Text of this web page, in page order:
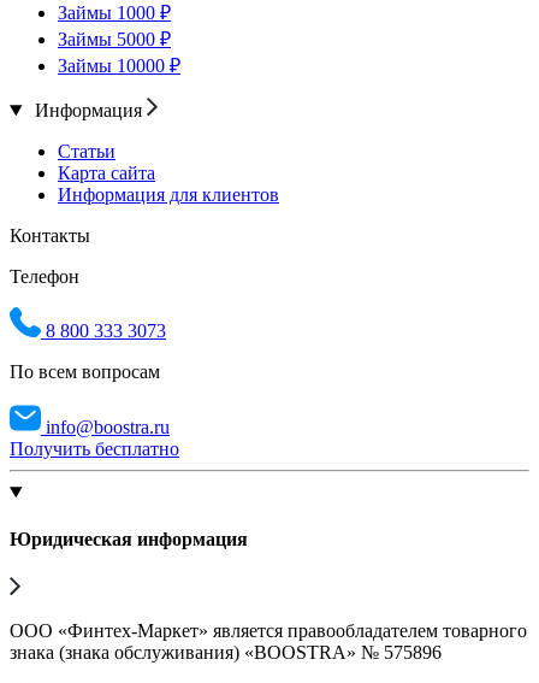
Займы 1000 ₽
Займы 5000 ₽
Займы 10000 ₽
Информация
Статьи
Карта сайта
Информация для клиентов
Контакты
Телефон
8 800 333 3073
По всем вопросам
info@boostra.ru
Получить бесплатно
Юридическая информация
ООО «Финтех-Маркет» является правообладателем товарного
знака (знака обслуживания) «BOOSTRA» № 575896